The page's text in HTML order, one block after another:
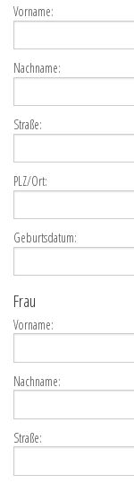
Vorname:
Nachname:
Straße:
PLZ/Ort:
Geburtsdatum:
Frau
Vorname:
Nachname:
Straße: